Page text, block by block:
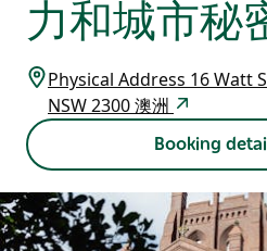
力和城市秘
Physical Address 16 Watt
NSW 2300 澳洲
Booking